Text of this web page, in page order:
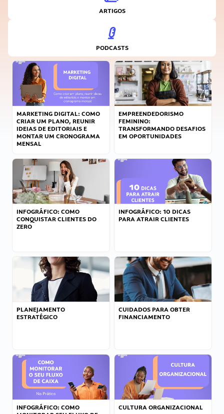
ARTIGOS
PODCASTS
MARKETING DIGITAL: COMO
CRIAR UM PLANO, REUNIR
IDEIAS DE EDITORIAIS E
MONTAR UM CRONOGRAMA
MENSAL
EMPREENDEDORISMO
FEMININO:
TRANSFORMANDO DESAFIOS
EM OPORTUNIDADES
INFOGRÁFICO: COMO
CONQUISTAR CLIENTES DO
ZERO
INFOGRÁFICO: 10 DICAS
PARA ATRAIR CLIENTES
PLANEJAMENTO
ESTRATÉGICO
CUIDADOS PARA OBTER
FINANCIAMENTO
INFOGRÁFICO: COMO
CULTURA ORGANIZACIONAL